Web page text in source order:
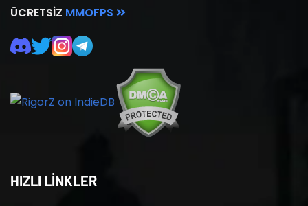
ÜCRETSIZ MMOFPS
HIZLI LİNKLER